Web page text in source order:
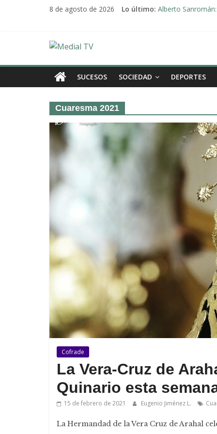
8 de agosto de 2026 Lo último: Alberto
Medial
TV
El
diario
digital
y
televisión
de
SUCESOS SOCIEDAD DEPORTES
Cuaresma 2021
Cofrade
La Vera-Cruz de
Quinario esta
15 de febrero de 2021 Eugenio Jiménez L.
La Hermandad de la Vera Cruz de Arahal